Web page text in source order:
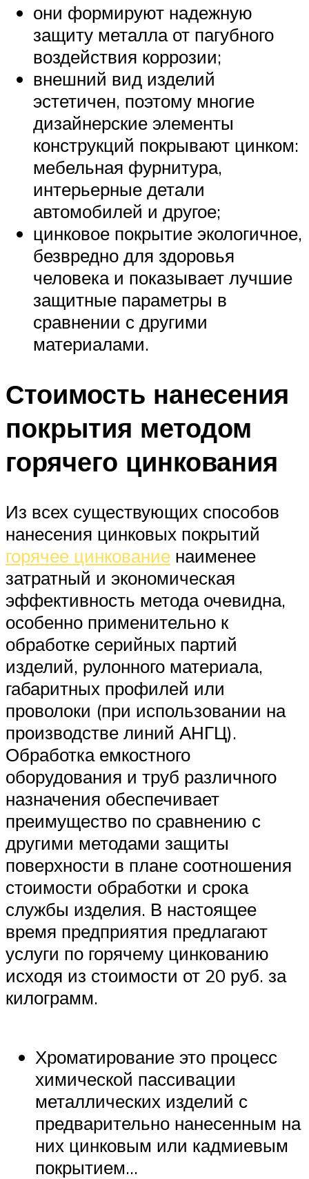
они формируют надежную
защиту металла от пагубного
воздействия коррозии;
внешний вид изделий
эстетичен, поэтому многие
дизайнерские элементы
конструкций покрывают цинком:
мебельная фурнитура,
интерьерные детали
автомобилей и другое;
цинковое покрытие экологичное,
безвредно для здоровья
человека и показывает лучшие
защитные параметры в
сравнении с другими
материалами.
Стоимость нанесения
покрытия методом
горячего цинкования
Из всех существующих способов
нанесения цинковых покрытий
горячее цинкование наименее
затратный и экономическая
эффективность метода очевидна,
особенно применительно к
обработке серийных партий
изделий, рулонного материала,
габаритных профилей или
проволоки (при использовании на
производстве линий АНГЦ).
Обработка емкостного
оборудования и труб различного
назначения обеспечивает
преимущество по сравнению с
другими методами защиты
поверхности в плане соотношения
стоимости обработки и срока
службы изделия. В настоящее
время предприятия предлагают
услуги по горячему цинкованию
исходя из стоимости от 20 руб. за
килограмм.
Хроматирование это процесс
химической пассивации
металлических изделий с
предварительно нанесенным на
них цинковым или кадмиевым
покрытием…